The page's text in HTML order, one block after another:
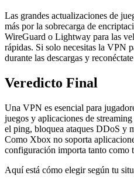
Las grandes actualizaciones de
más por la sobrecarga de
WireGuard o Lightway para las
rápidas. Si solo necesitas la VPN
durante las descargas y
Veredicto Final
Una VPN es esencial para
juegos y aplicaciones de
el ping, bloquea ataques DDoS y
Como Xbox no soporta
configuración importa tanto como
Aquí está cómo elegir según tu